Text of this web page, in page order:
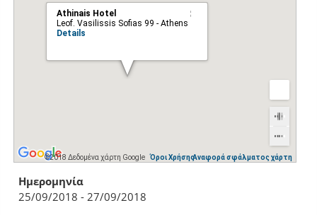
Athinais Hotel
Leof. Vasilissis Sofias 99 - Athens
Details
©2018 Δεδομένα χάρτη Google Όροι ΧρήσηςΑναφορά σφάλματος χάρτη
Ημερομηνία
25/09/2018 - 27/09/2018